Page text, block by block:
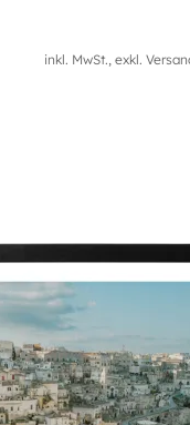
inkl. MwSt., exkl.